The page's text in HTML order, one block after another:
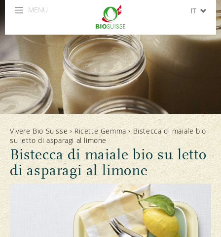
MENU IT
ES
Vivere Bio Suisse ›Ricette Gemma ›Bistecca di maiale bio
su letto di asparagi al limone
Bistecca di maiale bio su letto
di asparagi al limone